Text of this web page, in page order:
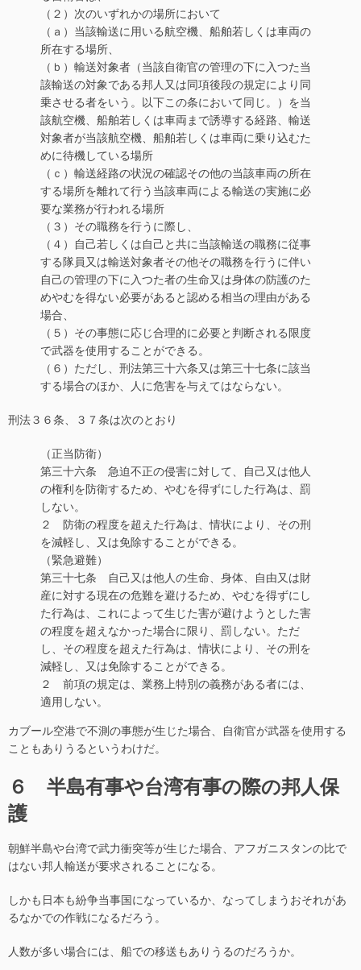
（２）次のいずれかの場所において
（ａ）当該輸送に用いる航空機、船舶若しくは車両の
所在する場所、
（ｂ）輸送対象者（当該自衛官の管理の下に入つた当
該輸送の対象である邦人又は同項後段の規定により同
乗させる者をいう。以下この条において同じ。）を当
該航空機、船舶若しくは車両まで誘導する経路、輸送
対象者が当該航空機、船舶若しくは車両に乗り込むた
めに待機している場所
（ｃ）輸送経路の状況の確認その他の当該車両の所在
する場所を離れて行う当該車両による輸送の実施に必
要な業務が行われる場所
（３）その職務を行うに際し、
（４）自己若しくは自己と共に当該輸送の職務に従事
する隊員又は輸送対象者その他その職務を行うに伴い
自己の管理の下に入つた者の生命又は身体の防護のた
めやむを得ない必要があると認める相当の理由がある
場合、
（５）その事態に応じ合理的に必要と判断される限度
で武器を使用することができる。
（６）ただし、刑法第三十六条又は第三十七条に該当
する場合のほか、人に危害を与えてはならない。
刑法３６条、３７条は次のとおり
（正当防衛）
第三十六条 急迫不正の侵害に対して、自己又は他人
の権利を防衛するため、やむを得ずにした行為は、罰
しない。
２ 防衛の程度を超えた行為は、情状により、その刑
を減軽し、又は免除することができる。
（緊急避難）
第三十七条 自己又は他人の生命、身体、自由又は財
産に対する現在の危難を避けるため、やむを得ずにし
た行為は、これによって生じた害が避けようとした害
の程度を超えなかった場合に限り、罰しない。ただ
し、その程度を超えた行為は、情状により、その刑を
減軽し、又は免除することができる。
２ 前項の規定は、業務上特別の義務がある者には、
適用しない。
カブール空港で不測の事態が生じた場合、自衛官が武器を使用する
こともありうるというわけだ。
６ 半島有事や台湾有事の際の邦人保
護
朝鮮半島や台湾で武力衝突等が生じた場合、アフガニスタンの比で
はない邦人輸送が要求されることになる。
しかも日本も紛争当事国になっているか、なってしまうおそれがあ
るなかでの作戦になるだろう。
人数が多い場合には、船での移送もありうるのだろうか。